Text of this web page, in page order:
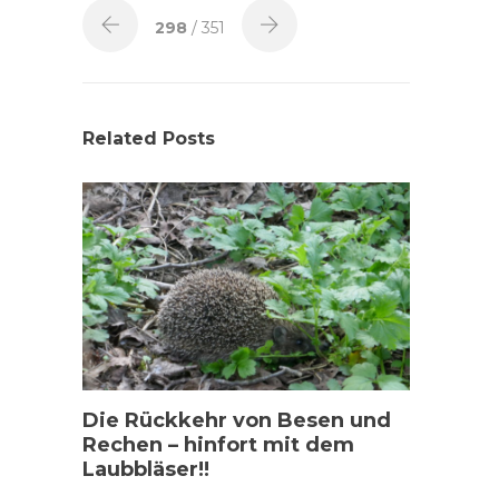
298 / 351
Related Posts
Die Rückkehr von Besen und
Rechen – hinfort mit dem
Laubbläser!!